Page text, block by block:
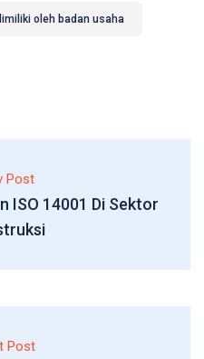
oleh badan usaha
Post
ISO 14001 Di Sektor
Post